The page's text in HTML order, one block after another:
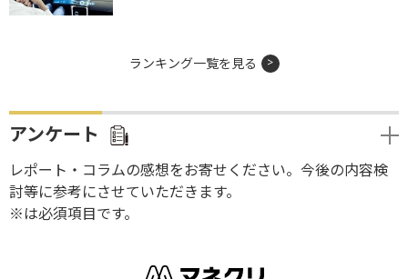
ランキング一覧を見る
アンケート
レポート・コラムの感想をお寄せください。今後の内容検
討等に参考にさせていただきます。
※は必須項目です。